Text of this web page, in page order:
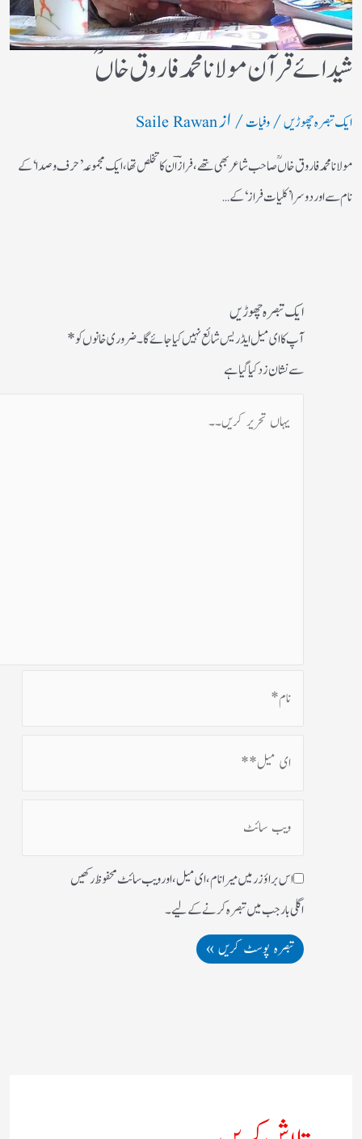
شیدائے قرآن مولانا محمد فاروق خاں ؒ
ایک تبصرہ چھوڑیں/وفیات/ ازSaile Rawan
مولانا محمد فاروق خاں ؒ صاحب شاعر بھی تھے،فرازؔ ان کا تخلص تھا،ایک مجموعہ ’حرف و صدا‘ کے
نام سے اور دوسرا ’کلیات فراز‘ کے…
ایک تبصرہ چھوڑیں
آپ کا ای میل ایڈریس شائع نہیں کیا جائے گا۔ضروری خانوں کو*
سے نشان زد کیا گیا ہے
اس براؤزر میں میرا نام، ای میل، اور ویب سائٹ محفوظ رکھیں
اگلی بار جب میں تبصرہ کرنے کےلیے۔